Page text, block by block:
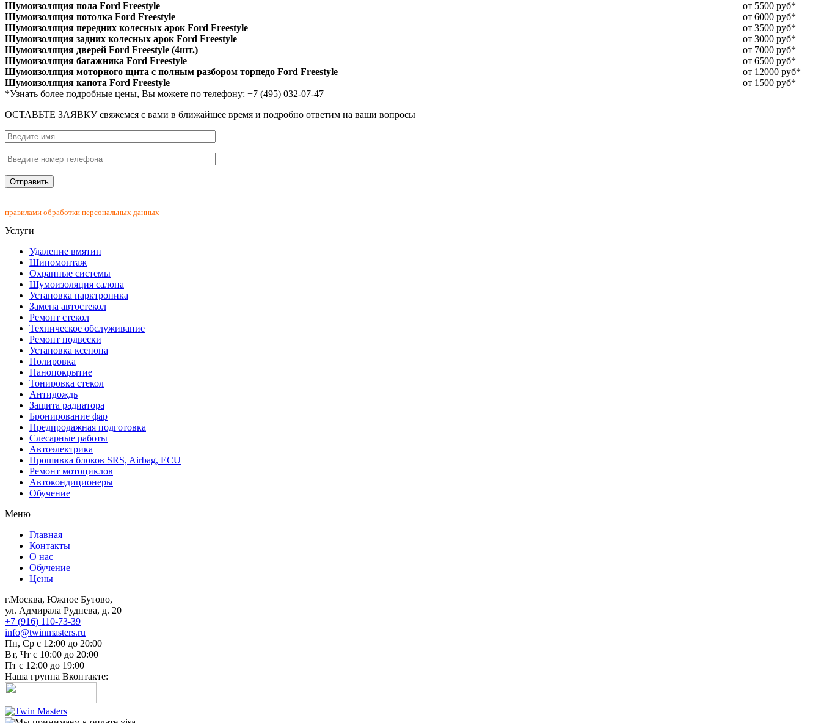
Шумоизоляция пола Ford Freestyle
от 5500 руб*
Шумоизоляция потолка Ford Freestyle
от 6000 руб*
Шумоизоляция передних колесных арок Ford Freestyle
от 3500 руб*
Шумоизоляция задних колесных арок Ford Freestyle
от 3000 руб*
Шумоизоляция дверей Ford Freestyle (4шт.)
от 7000 руб*
Шумоизоляция багажника Ford Freestyle
от 6500 руб*
Шумоизоляция моторного щита с полным разбором торпедо Ford Freestyle
от 12000 руб*
Шумоизоляция капота Ford Freestyle
от 1500 руб*
*Узнать более подробные цены, Вы можете по телефону: +7 (495) 032-07-47
ОСТАВЬТЕ ЗАЯВКУсвяжемся с вами в ближайшее время и подробно ответим на ваши вопросы
правилами обработки персональных данных
Услуги
Удаление вмятин
Шиномонтаж
Охранные системы
Шумоизоляция салона
Установка парктроника
Замена автостекол
Ремонт стекол
Техническое обслуживание
Ремонт подвески
Установка ксенона
Полировка
Нанопокрытие
Тонировка стекол
Антидождь
Защита радиатора
Бронирование фар
Предпродажная подготовка
Слесарные работы
Автоэлектрика
Прошивка блоков SRS, Airbag, ECU
Ремонт мотоциклов
Автокондиционеры
Обучение
Меню
Главная
Контакты
О нас
Обучение
Цены
г.Москва, Южное Бутово,
ул. Адмирала Руднева, д. 20
+7 (916) 110-73-39
info@twinmasters.ru
Пн, Ср с 12:00 до 20:00
Вт, Чт с 10:00 до 20:00
Пт с 12:00 до 19:00
Наша группа Вконтакте: